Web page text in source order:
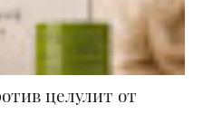
целулит от